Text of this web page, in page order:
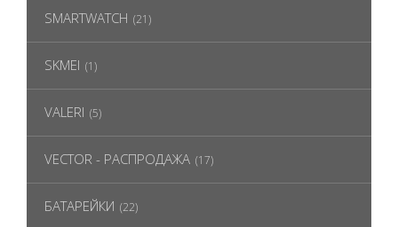
SMARTWATCH (21)
SKMEI (1)
VALERI (5)
VECTOR - РАСПРОДАЖА (17)
БАТАРЕЙКИ (22)